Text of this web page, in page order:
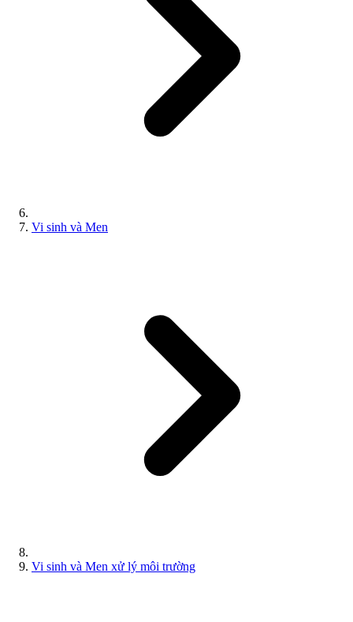
Vi sinh và Men
Vi sinh và Men xử lý môi trường